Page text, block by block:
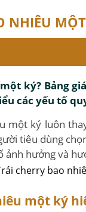
NHIÊU
ký? Bảng
các yếu tố
một ký luôn
tiêu dùng
ảnh hưởng và
một ký